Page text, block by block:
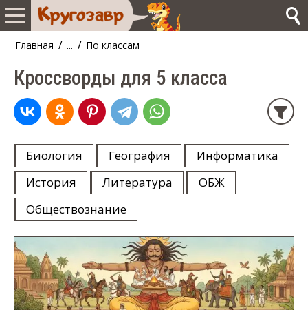
Главная / ... / По классам
Кроссворды для 5 класса
Биология География
Информатика
История
Литература
ОБЖ
Обществознание